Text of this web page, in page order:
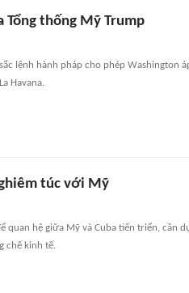
Tổng thống Mỹ Trump
lệnh hành pháp cho phép Washington
Havana.
túc với Mỹ
quan hệ giữa Mỹ và Cuba tiến triển, cần
chế kinh tế.